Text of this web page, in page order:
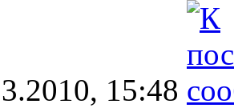
15:48